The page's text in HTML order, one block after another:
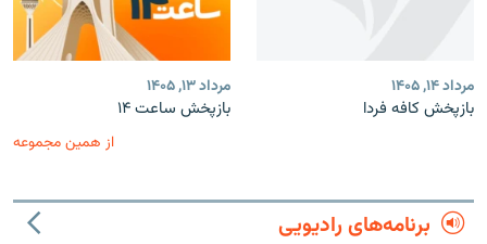
مرداد ۱۴, ۱۴۰۵
بازپخش کافه فردا
مرداد ۱۳, ۱۴۰۵
بازپخش ساعت ۱۴
از همین مجموعه
برنامه‌های رادیویی